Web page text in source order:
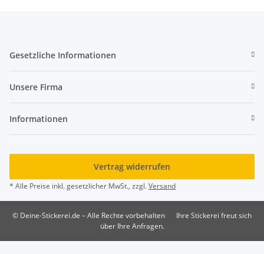
Gesetzliche Informationen
Unsere Firma
Informationen
Vertrag widerrufen
* Alle Preise inkl. gesetzlicher MwSt., zzgl.Versand
© Deine-Stickerei.de – Alle Rechte vorbehalten
Ihre Stickerei freut sich
über Ihre Anfragen.